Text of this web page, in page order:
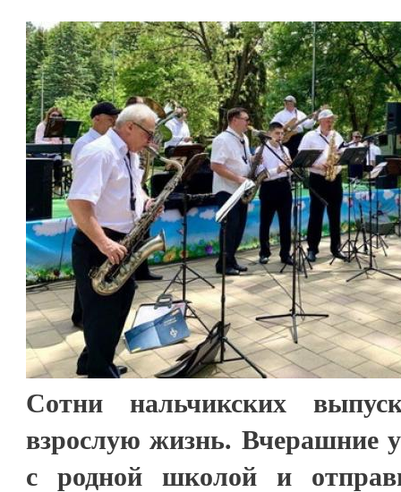
Сотни нальчикских
взрослую жизнь. Вчерашние
с родной школой и